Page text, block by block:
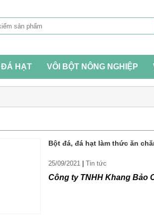
ĐÁ HẠT VÔI BỘT NÔNG NGHIỆP
Bột đá, đá hạt làm thức ăn
25/09/2021 Tin tức
Công ty TNHH Khang Bảo